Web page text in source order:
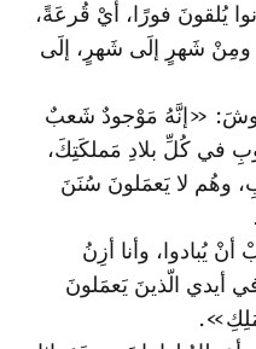
يُلقونَ فورًا، أيْ قُرعَةً،
ومِنْ شَهرٍ إلَى شَهرٍ، إلَى
«إنَّهُ مَوْجودٌ شَعبٌ
في كُلِّ بلادِ مَملكَتِكَ،
وهُم لا يَعمَلونَ سُنَنَ
يُبادوا، وأنا أزِنُ
أيدي الّذينَ يَعمَلونَ